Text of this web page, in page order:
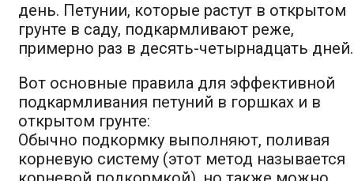
день. Петунии, которые растут в открытом
грунте в саду, подкармливают реже,
примерно раз в десять-четырнадцать дней.
Вот основные правила для эффективной
подкармливания петуний в горшках и в
открытом грунте:
Обычно подкормку выполняют, поливая
корневую систему (этот метод называется